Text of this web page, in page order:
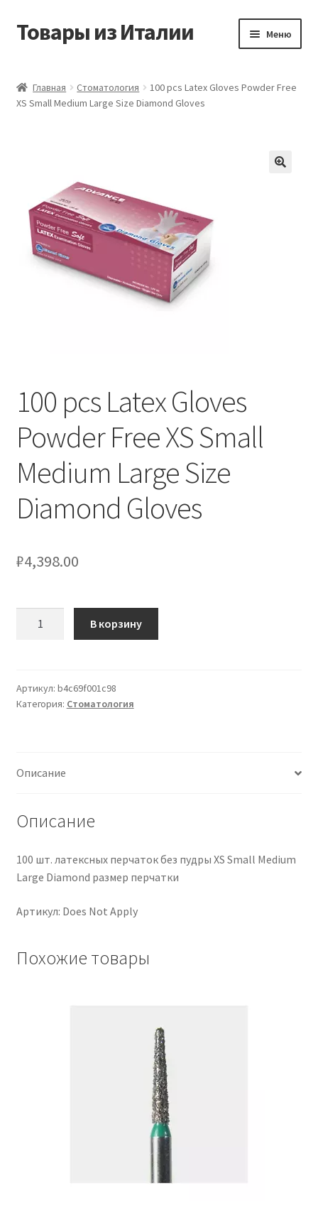
Перейти
Перейти
Товары из Италии Меню
Виды доставки
Магазин
Мой аккаунт
Сотрудничество
Главная Стоматология
100 pcs Latex Gloves Powder Free
XS Small Medium Large Size Diamond Gloves
100 pcs Latex Gloves
Powder Free XS Small
Medium Large Size
Diamond Gloves
₽4,398.00
Latex
Gloves
Small
Size
Gloves
В корзину
Артикул: b4c69f001c98
Категория: Стоматология
Описание
Описание
100 шт. латексных перчаток без пудры XS Small Medium
Large Diamond размер перчатки
Артикул: Does Not Apply
Похожие товары